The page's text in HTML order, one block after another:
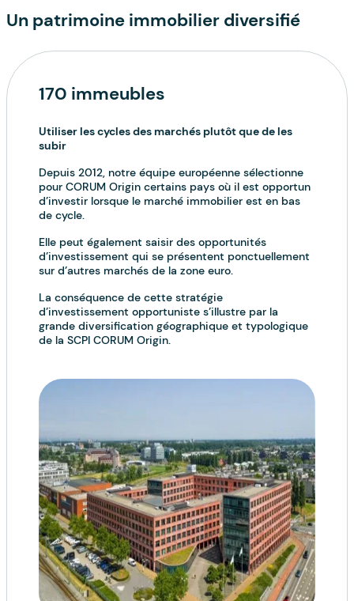
Un patrimoine immobilier diversifié
170 immeubles
Utiliser les cycles des marchés plutôt que de les
subir
Depuis 2012, notre équipe européenne sélectionne
pour CORUM Origin certains pays où il est opportun
d’investir lorsque le marché immobilier est en bas
de cycle.
Elle peut également saisir des opportunités
d’investissement qui se présentent ponctuellement
sur d’autres marchés de la zone euro.
La conséquence de cette stratégie
d’investissement opportuniste s’illustre par la
grande diversification géographique et typologique
de la SCPI CORUM Origin.